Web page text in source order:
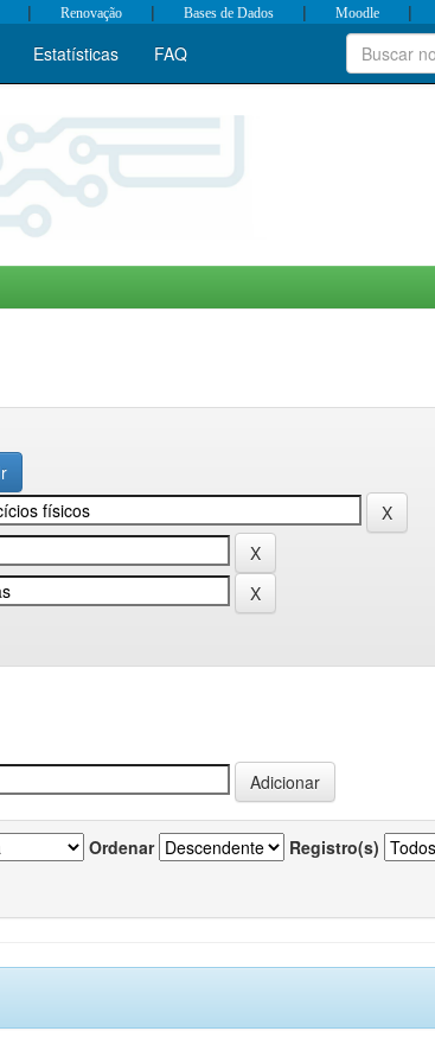
| Renovação | Bases de Dados | Moodle |
Estatísticas FAQ
Ordenar Registro(s)